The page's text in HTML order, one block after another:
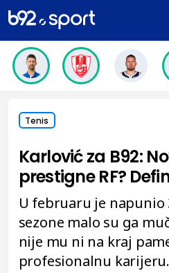
Tenis
Karlović za B92:
prestigne RF?
U februaru je napunio
sezone malo su ga
nije mu ni na kraj
profesionalnu karijeru.